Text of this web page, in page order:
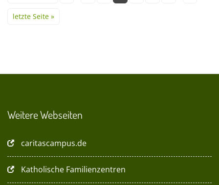
letzte Seite »
Weitere Webseiten
caritascampus.de
Katholische Familienzentren